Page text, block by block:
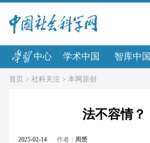
中心 学术中国 智库中国
首页> 社科关注 > 本网原创
法不容情？
2025-02-14 作者： 周赟